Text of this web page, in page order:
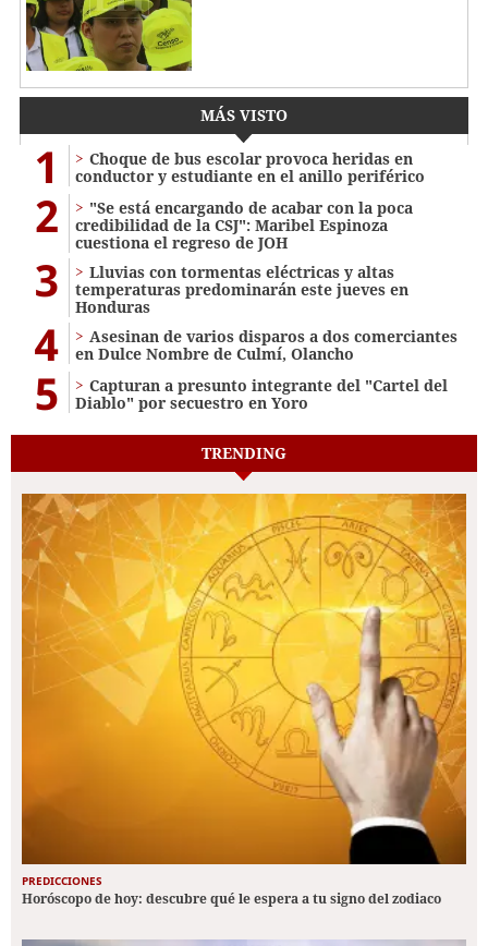
MÁS VISTO
1
Choque de bus escolar provoca heridas en
conductor y estudiante en el anillo periférico
2
"Se está encargando de acabar con la poca
credibilidad de la CSJ": Maribel Espinoza
cuestiona el regreso de JOH
3
Lluvias con tormentas eléctricas y altas
temperaturas predominarán este jueves en
Honduras
4
Asesinan de varios disparos a dos comerciantes
en Dulce Nombre de Culmí, Olancho
5
Capturan a presunto integrante del "Cartel del
Diablo" por secuestro en Yoro
TRENDING
PREDICCIONES
Horóscopo de hoy: descubre qué le espera a tu signo del zodiaco